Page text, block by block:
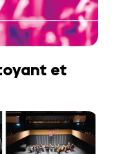
et